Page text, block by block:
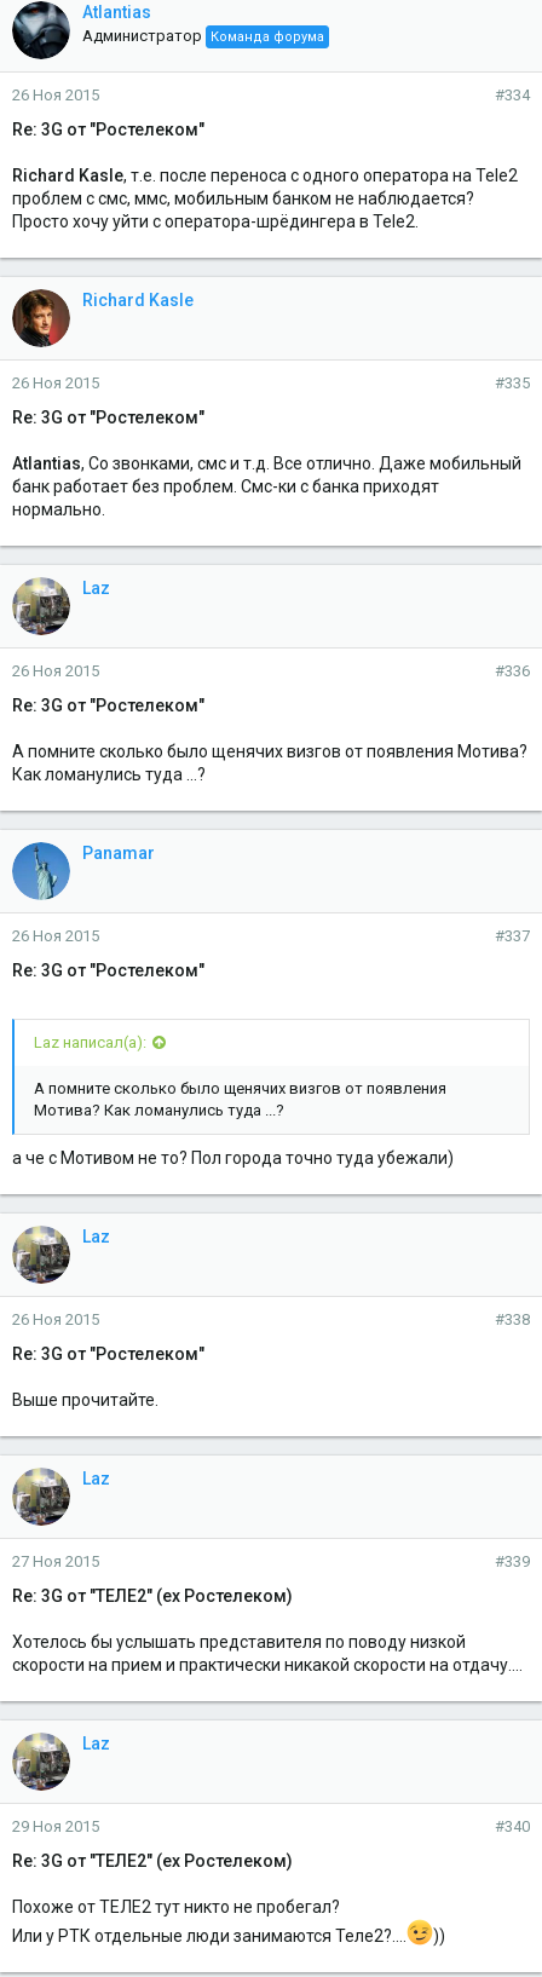
Atlantias
Администратор Команда форума
26 Ноя 2015 #334
Re: 3G от "Ростелеком"
Richard Kasle, т.е. после переноса с одного оператора на Tele2
проблем с смс, ммс, мобильным банком не наблюдается?
Просто хочу уйти с оператора-шрёдингера в Tele2.
Richard Kasle
26 Ноя 2015 #335
Re: 3G от "Ростелеком"
Atlantias, Со звонками, смс и т.д. Все отлично. Даже мобильный
банк работает без проблем. Смс-ки с банка приходят
нормально.
Laz
26 Ноя 2015 #336
Re: 3G от "Ростелеком"
А помните сколько было щенячих визгов от появления Мотива?
Как ломанулись туда ...?
Panamar
26 Ноя 2015 #337
Re: 3G от "Ростелеком"
Laz написал(а):
А помните сколько было щенячих визгов от появления
Мотива? Как ломанулись туда ...?
а че с Мотивом не то? Пол города точно туда убежали)
Laz
26 Ноя 2015 #338
Re: 3G от "Ростелеком"
Выше прочитайте.
Laz
27 Ноя 2015 #339
Re: 3G от "ТЕЛЕ2" (ex Ростелеком)
Хотелось бы услышать представителя по поводу низкой
скорости на прием и практически никакой скорости на отдачу....
Laz
29 Ноя 2015 #340
Re: 3G от "ТЕЛЕ2" (ex Ростелеком)
Похоже от ТЕЛЕ2 тут никто не пробегал?
Или у РТК отдельные люди занимаются Теле2?....
))